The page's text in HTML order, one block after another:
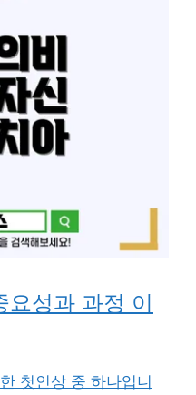
요성과 과정 이
첫인상 중 하나입니